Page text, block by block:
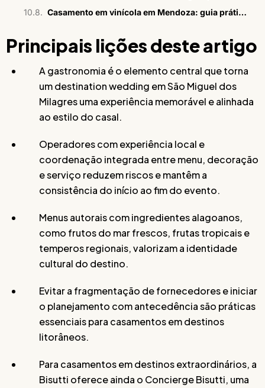
Casamento em vinícola em Mendoza: guia prático para casais
Principais lições deste artigo
A gastronomia é o elemento central que torna
um destination wedding em São Miguel dos
Milagres uma experiência memorável e alinhada
ao estilo do casal.
Operadores com experiência local e
coordenação integrada entre menu, decoração
e serviço reduzem riscos e mantêm a
consistência do início ao fim do evento.
Menus autorais com ingredientes alagoanos,
como frutos do mar frescos, frutas tropicais e
temperos regionais, valorizam a identidade
cultural do destino.
Evitar a fragmentação de fornecedores e iniciar
o planejamento com antecedência são práticas
essenciais para casamentos em destinos
litorâneos.
Para casamentos em destinos extraordinários, a
Bisutti oferece ainda o Concierge Bisutti, uma